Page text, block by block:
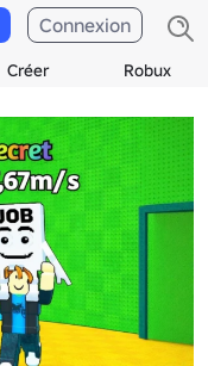
Créer Robux
Connexion